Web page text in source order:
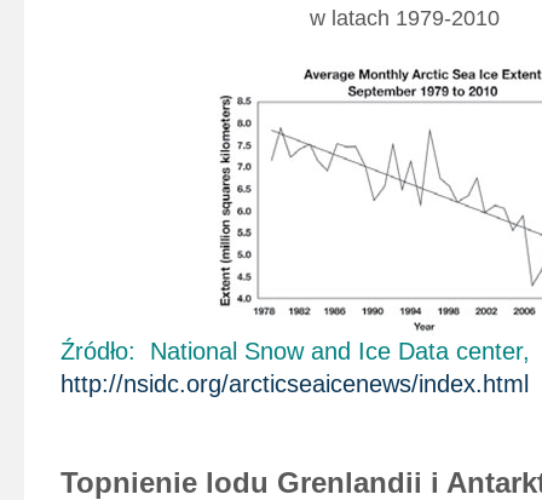
w latach 1979-2010
Źródło: National Snow and Ice Data center,
http://nsidc.org/arcticseaicenews/index.html
Topnienie lodu Grenlandii i